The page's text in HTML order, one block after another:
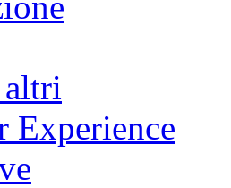
Experience